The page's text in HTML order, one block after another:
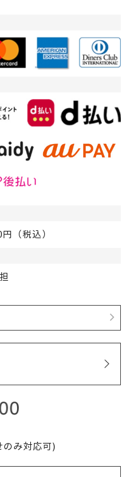
（税込）
のみ対応可)